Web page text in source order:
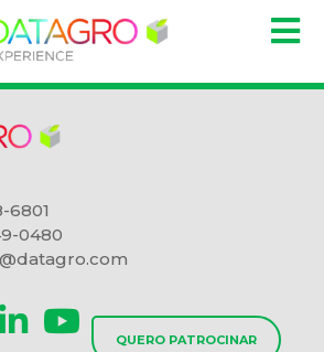
6801
0480
QUERO PATROCINAR